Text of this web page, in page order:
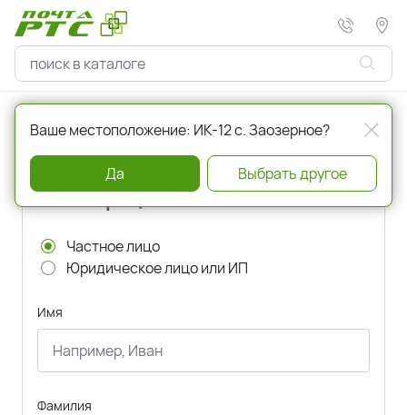
Главная Регистрация
Регистрация
Частное лицо
Юридическое лицо или ИП
Имя
Фамилия
Ваше местоположение: ИК-12 с. Заозерное?
Да Выбрать другое